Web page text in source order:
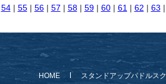
54| 55| 56| 57 | 58| 59| 60| 61 | 62 | 63 |
HOME スタンドアップパドルス